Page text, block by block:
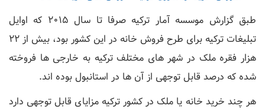
طبق گزارش موسسه آمار ترکیه صرفا تا سال 2015 که اوایل
تبلیغات ترکیه برای طرح فروش خانه در این کشور بود، بیش از 22
هزار فقره ملک در شهر های مختلف ترکیه به خارجی ها فروخته
شده که درصد قابل توجهی از آن ها در استانبول بوده اند.
هر چند خرید خانه یا ملک در کشور ترکیه مزایای قابل توجهی دارد